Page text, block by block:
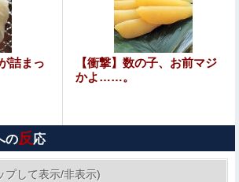
好き｣ 教師｢くっ…(葛藤｣→我慢できず
スして教員免許剥奪
んは1人でいても1人で喋ってて…」
タボ夫が登場して近所のおじいさんが
30年停滞←今まで何してたん？wwww
詰まっ
【衝撃】数の子、お前マジ
かよ……。
の反応
プして表示/非表示)